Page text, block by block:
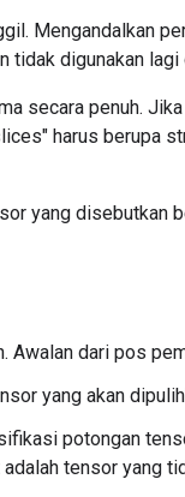
Mengandalkan
tidak digunakan lagi
secara penuh.
harus berupa
yang disebutkan
Awalan dari pos
yang akan
potongan
tensor yang